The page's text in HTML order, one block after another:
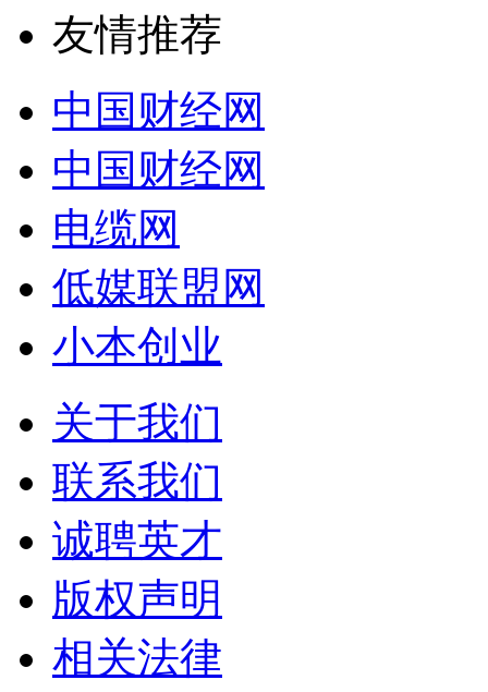
友情推荐
中国财经网
中国财经网
电缆网
低媒联盟网
小本创业
关于我们
联系我们
诚聘英才
版权声明
相关法律